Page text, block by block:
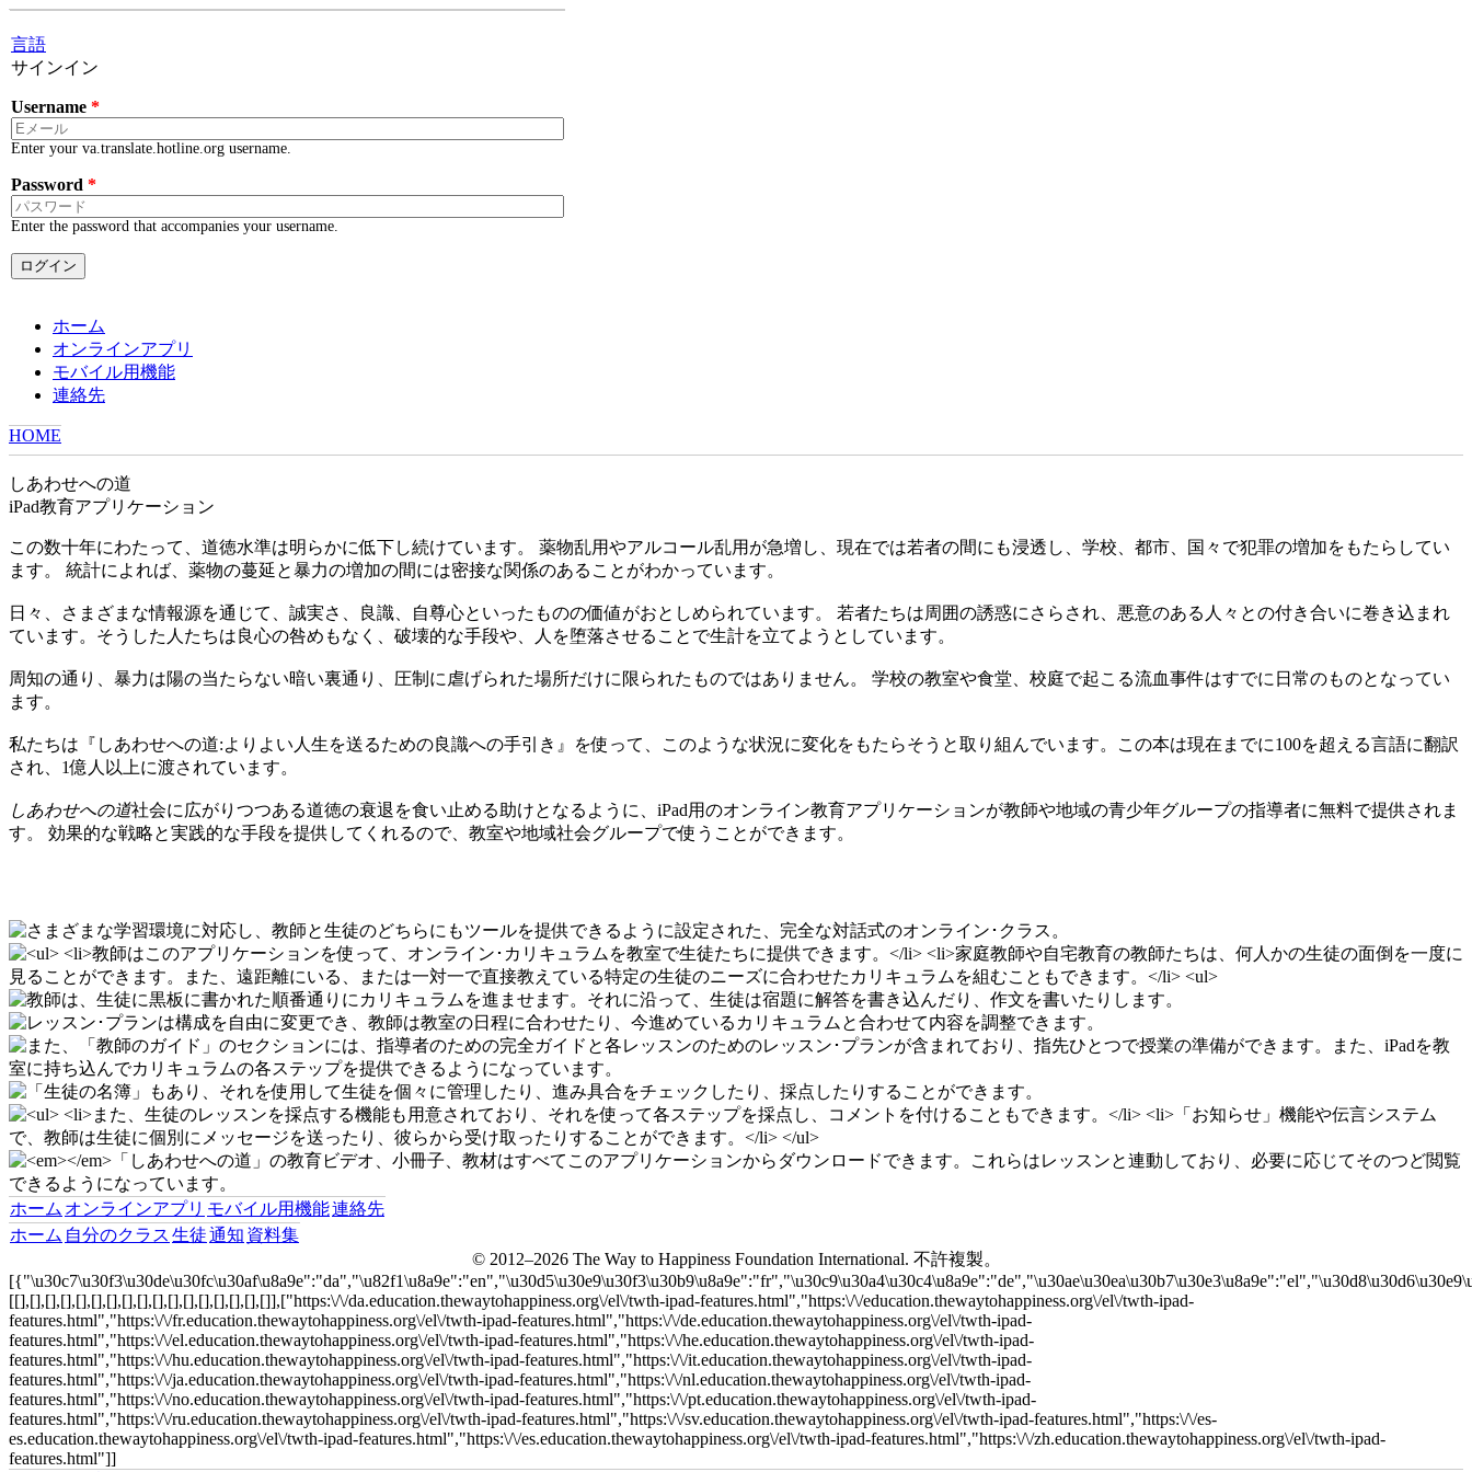
言語
サインイン
Username *
Enter your va.translate.hotline.org username.
Password *
Enter the password that accompanies your username.
ホーム
オンラインアプリ
モバイル用機能
連絡先
YOU ARE HERE
HOME
しあわせへの道
iPad教育アプリケーション
この数十年にわたって、道徳水準は明らかに低下し続けています。 薬物乱用やアルコール乱用が急増し、現在では若者の間にも浸透し、学校、都市、国々で犯罪の増加をもたらしてい
ます。 統計によれば、薬物の蔓延と暴力の増加の間には密接な関係のあることがわかっています。
日々、さまざまな情報源を通じて、誠実さ、良識、自尊心といったものの価値がおとしめられています。 若者たちは周囲の誘惑にさらされ、悪意のある人々との付き合いに巻き込まれ
ています。そうした人たちは良心の咎めもなく、破壊的な手段や、人を堕落させることで生計を立てようとしています。
周知の通り、暴力は陽の当たらない暗い裏通り、圧制に虐げられた場所だけに限られたものではありません。 学校の教室や食堂、校庭で起こる流血事件はすでに日常のものとなってい
ます。
私たちは『しあわせへの道:よりよい人生を送るための良識への手引き』を使って、このような状況に変化をもたらそうと取り組んでいます。この本は現在までに100を超える言語に翻訳
され、1億人以上に渡されています。
しあわせへの道社会に広がりつつある道徳の衰退を食い止める助けとなるように、iPad用のオンライン教育アプリケーションが教師や地域の青少年グループの指導者に無料で提供されま
す。 効果的な戦略と実践的な手段を提供してくれるので、教室や地域社会グループで使うことができます。
ホーム オンラインアプリ モバイル用機能連絡先
ホーム 自分のクラス 生徒通知 資料集
© 2012–2026 The Way to Happiness Foundation International. 不許複製。
[[],[],[],[],[],[],[],[],[],[],[],[],[],[],[],[],[]],["https:\/\/da.education.thewaytohappiness.org\/el\/twth-ipad-features.html","https:\/\/education.thewaytohappiness.org\/el\/twth-ipad-
features.html","https:\/\/fr.education.thewaytohappiness.org\/el\/twth-ipad-features.html","https:\/\/de.education.thewaytohappiness.org\/el\/twth-ipad-
features.html","https:\/\/el.education.thewaytohappiness.org\/el\/twth-ipad-features.html","https:\/\/he.education.thewaytohappiness.org\/el\/twth-ipad-
features.html","https:\/\/hu.education.thewaytohappiness.org\/el\/twth-ipad-features.html","https:\/\/it.education.thewaytohappiness.org\/el\/twth-ipad-
features.html","https:\/\/ja.education.thewaytohappiness.org\/el\/twth-ipad-features.html","https:\/\/nl.education.thewaytohappiness.org\/el\/twth-ipad-
features.html","https:\/\/no.education.thewaytohappiness.org\/el\/twth-ipad-features.html","https:\/\/pt.education.thewaytohappiness.org\/el\/twth-ipad-
features.html","https:\/\/ru.education.thewaytohappiness.org\/el\/twth-ipad-features.html","https:\/\/sv.education.thewaytohappiness.org\/el\/twth-ipad-features.html","https:\/\/es-
es.education.thewaytohappiness.org\/el\/twth-ipad-features.html","https:\/\/es.education.thewaytohappiness.org\/el\/twth-ipad-features.html","https:\/\/zh.education.thewaytohappiness.org\/el\/twth-ipad-
features.html"]]